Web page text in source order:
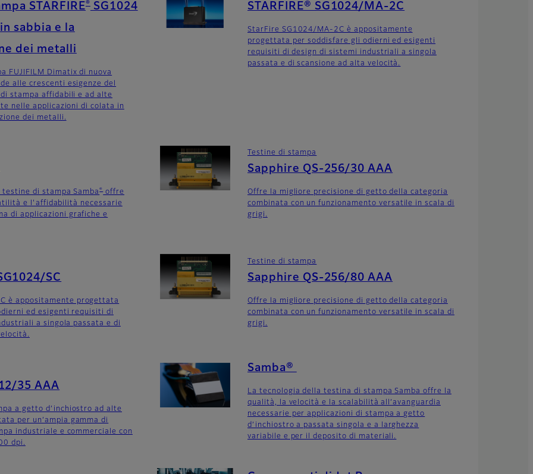
STARFIRE®SG1024
sabbia e la
dei metalli
FUJIFILM Dimatix di nuova
alle crescenti esigenze del
stampa affidabili e ad alte
nelle applicazioni di colata in
dei metalli.
STARFIRE® SG1024/MA-2C
StarFire SG1024/MA-2C è appositamente
progettata per soddisfare gli odierni ed esigenti
requisiti di design di sistemi industriali a singola
passata e di scansione ad alta velocità.
di stampa Samba® offre
e l'affidabilità necessarie
di applicazioni grafiche e
Testine di stampa
Sapphire QS-256/30 AAA
Offre la migliore precisione di getto della categoria
combinata con un funzionamento versatile in scala di
grigi.
SC
è appositamente progettata
ed esigenti requisiti di
a singola passata e di
Testine di stampa
Sapphire QS-256/80 AAA
Offre la migliore precisione di getto della categoria
combinata con un funzionamento versatile in scala di
grigi.
35 AAA
a getto d’inchiostro ad alte
per un’ampia gamma di
industriale e commerciale con
dpi.
Samba®
La tecnologia della testina di stampa Samba offre la
qualità, la velocità e la scalabilità all’avanguardia
necessarie per applicazioni di stampa a getto
d’inchiostro a passata singola e a larghezza
variabile e per il deposito di materiali.